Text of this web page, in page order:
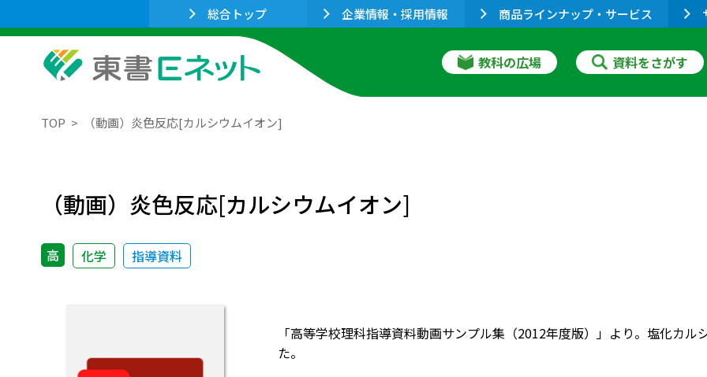
総合トップ 企業情報・採用情報 商品ラインナップ・サービス
教科の広場 資料をさがす
TOP （動画）炎色反応[カルシウムイオン]
（動画）炎色反応[カルシウムイオン]
高 化学 指導資料
「高等学校理科指導資料動画サンプル集（2012年度版）」より。塩化カ
た。